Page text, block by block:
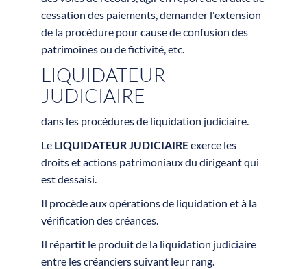
cessation des paiements, demander l'extension
de la procédure pour cause de confusion des
patrimoines ou de fictivité, etc.
LIQUIDATEUR
JUDICIAIRE
dans les procédures de liquidation judiciaire.
Le LIQUIDATEUR JUDICIAIREexerce les
droits et actions patrimoniaux du dirigeant qui
est dessaisi.
Il procède aux opérations de liquidation et à la
vérification des créances.
Il répartit le produit de la liquidation judiciaire
entre les créanciers suivant leur rang.